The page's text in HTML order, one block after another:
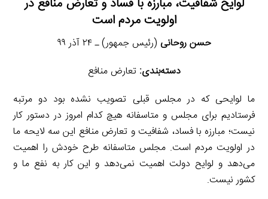
اولویت مردم است
حسن روحانی (رئیس جمهور) ـ ۲۴ آذر ۹۹
دسته‌بندی: تعارض منافع
ما لوایحی که در مجلس قبلی تصویب نشده بود دو مرتبه
فرستادیم برای مجلس و متاسفانه هیچ کدام امروز در دستور کار
نیست؛ مبارزه با فساد، شفافیت و تعارض منافع این سه لایحه ما
در اولویت مردم است. مجلس متاسفانه طرح خودش را اهمیت
می‌دهد و لوایح دولت اهمیت نمی‌دهد و این کار به نفع ما و
کشور نیست.